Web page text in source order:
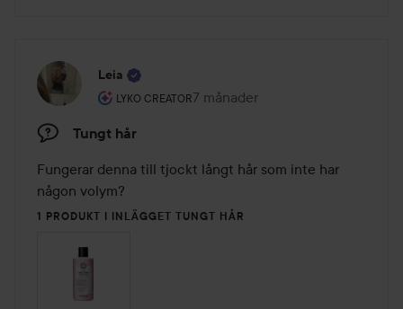
Leia
LYKO CREATOR
Användarens roll: Lyko Creator.
7 månader
Inlägget skapades 7 månader
Tungt hår
Fungerar denna till tjockt långt hår som inte har
någon volym?
1 PRODUKT I INLÄGGET TUNGT HÅR